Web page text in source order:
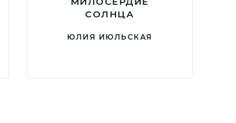
СОЛНЦА
ЮЛИЯ ИЮЛЬСКАЯ